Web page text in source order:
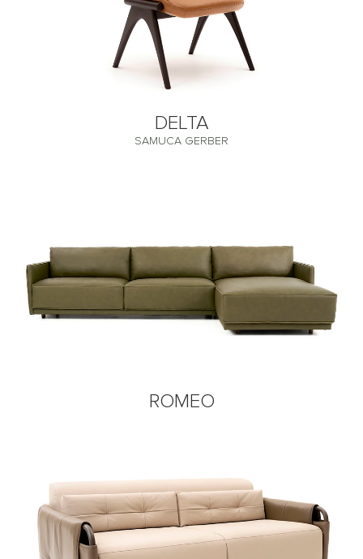
DELTA
SAMUCA GERBER
ROMEO